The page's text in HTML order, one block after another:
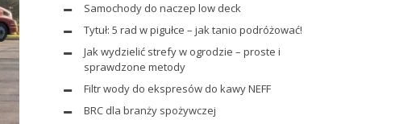
Samochody do naczep low deck
Tytuł: 5 rad w pigułce – jak tanio podróżować!
Jak wydzielić strefy w ogrodzie – proste i
sprawdzone metody
Filtr wody do ekspresów do kawy NEFF
BRC dla branży spożywczej